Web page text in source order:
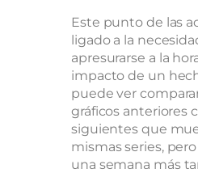
Este punto de las
ligado a la
apresurarse a la
impacto de un
puede ver
gráficos anteriores
siguientes que
mismas series,
una semana más